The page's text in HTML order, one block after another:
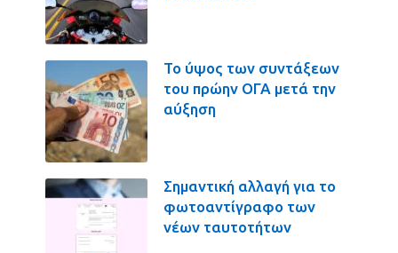
Το ύψος των συντάξεων
του πρώην ΟΓΑ μετά την
αύξηση
Σημαντική αλλαγή για το
φωτοαντίγραφο των
νέων ταυτοτήτων